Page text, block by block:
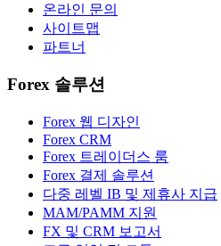
온라인 문의
사이트맵
파트너
Forex 솔루션
Forex 웹 디자인
Forex CRM
Forex 트레이더스 룸
Forex 결제 솔루션
다중 레벨 IB 및 제휴사 지급
MAM/PAMM 지원
FX 및 CRM 보고서